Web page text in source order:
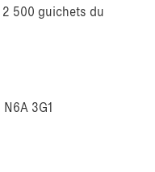
2 500 guichets du
3G1